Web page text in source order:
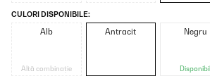
CULORI DISPONIBILE:
Alb
Altă combinație
Antracit Negru
Disponibil